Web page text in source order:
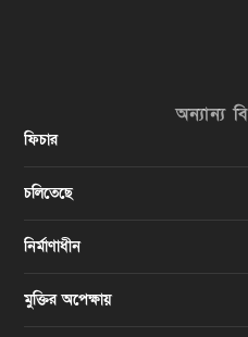
অন্যান্য
ফিচার
চলিতেছে
নির্মাণাধীন
মুক্তির অপেক্ষায়